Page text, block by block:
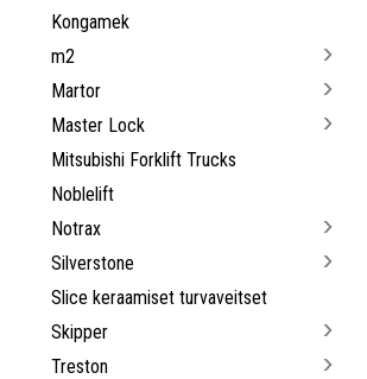
Kongamek
m2
Martor
Master Lock
Mitsubishi Forklift Trucks
Noblelift
Notrax
Silverstone
Slice keraamiset turvaveitset
Skipper
Treston